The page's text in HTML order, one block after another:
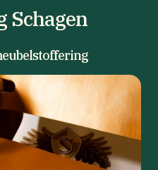
Schagen